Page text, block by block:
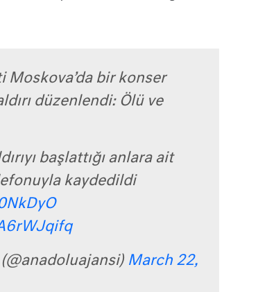
Moskova’da bir konser
düzenlendi: Ölü ve
başlattığı anlara ait
kaydedildi
March 22,